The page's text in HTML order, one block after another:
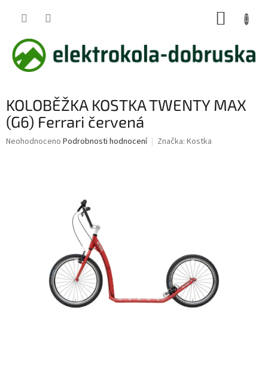
KOLOBĚŽKA KOSTKA TWENTY MAX
(G6) Ferrari červená
Průměrné
Neohodnoceno Podrobnosti hodnocení Značka: Kostka